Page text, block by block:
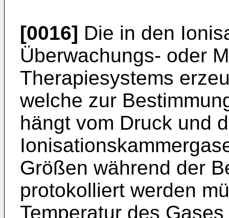
[0016] Die in den
Überwachungs- oder
Therapiesystems
welche zur
hängt vom Druck und
Größen während der
protokolliert werden
Temperatur des